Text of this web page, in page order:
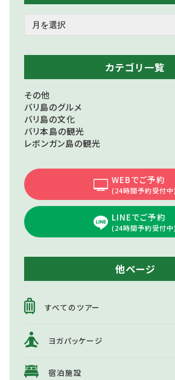
カテゴリ一覧
その他
バリ島のグルメ
バリ島の文化
バリ本島の観光
レボンガン島の観光
WEBでご予約
(24時間予約受付中)
LINEでご予約
(24時間予約受付中)
他ページ
すべてのツアー
ヨガパッケージ
宿泊施設